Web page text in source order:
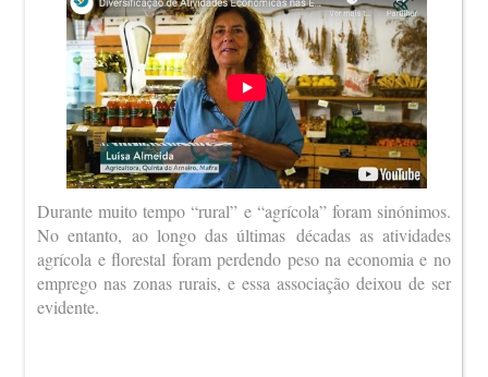
Durante muito tempo “rural” e “agrícola” foram sinónimos.
No entanto, ao longo das últimas décadas as atividades
agrícola e florestal foram perdendo peso na economia e no
emprego nas zonas rurais, e essa associação deixou de ser
evidente.